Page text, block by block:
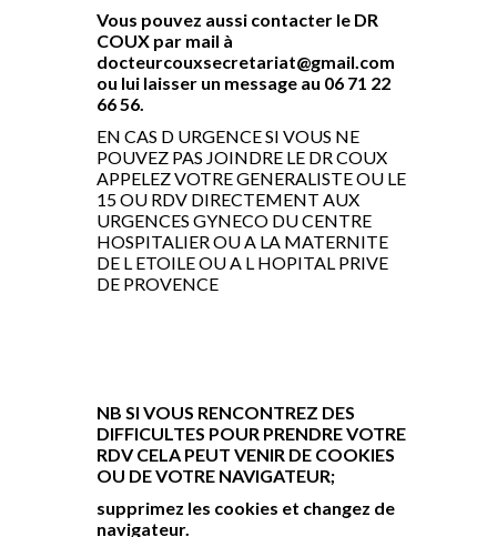
Vous pouvez aussi contacter le DR
COUX par mail à
docteurcouxsecretariat@gmail.com
ou lui laisser un message au 06 71 22
66 56.
EN CAS D URGENCE SI VOUS NE
POUVEZ PAS JOINDRE LE DR COUX
APPELEZ VOTRE GENERALISTE OU LE
15 OU RDV DIRECTEMENT AUX
URGENCES GYNECO DU CENTRE
HOSPITALIER OU A LA MATERNITE
DE L ETOILE OU A L HOPITAL PRIVE
DE PROVENCE
NB SI VOUS RENCONTREZ DES
DIFFICULTES POUR PRENDRE VOTRE
RDV CELA PEUT VENIR DE COOKIES
OU DE VOTRE NAVIGATEUR;
supprimez les cookies et changez de
navigateur.